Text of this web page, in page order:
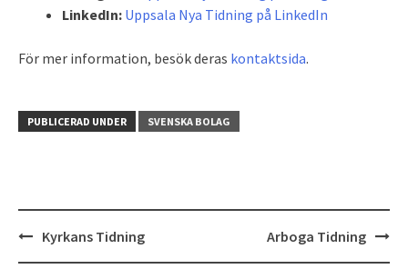
LinkedIn: Uppsala Nya Tidning på LinkedIn
För mer information, besök deras kontaktsida.
PUBLICERAD UNDER SVENSKA BOLAG
Inläggsnavigering
Kyrkans Tidning Arboga Tidning